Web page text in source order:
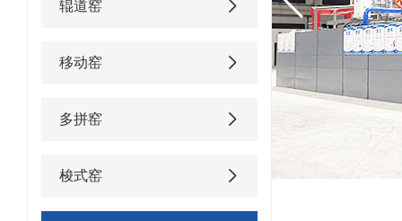
辊道窑
移动窑
多拼窑
梭式窑